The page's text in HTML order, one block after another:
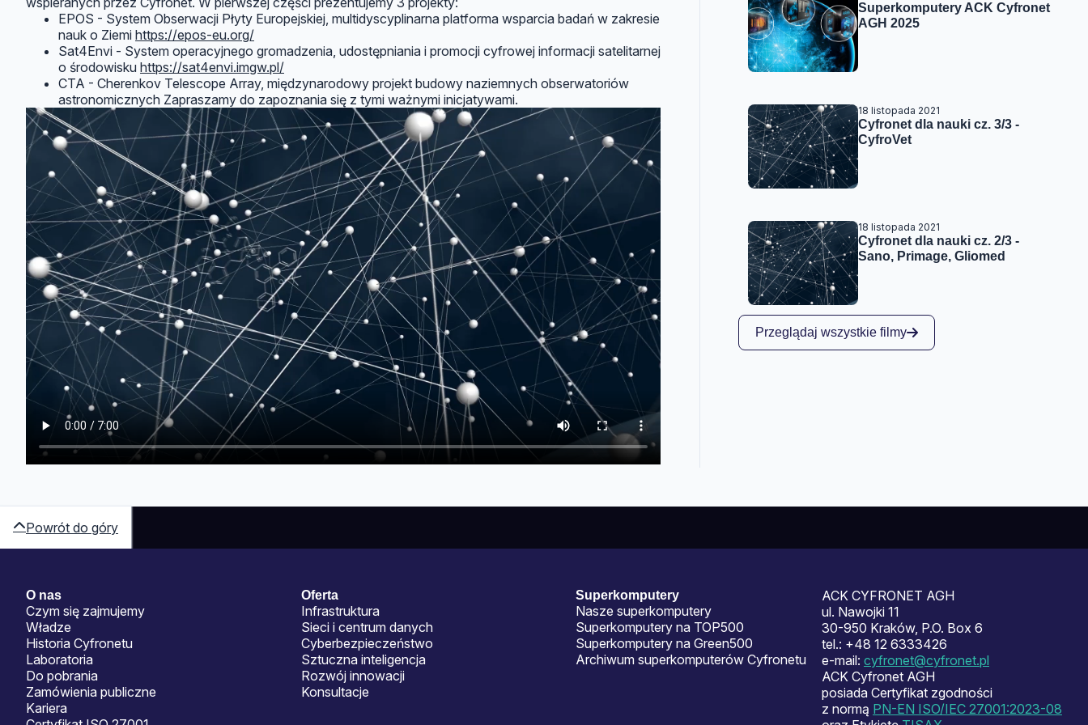
EPOS - System Obserwacji Płyty Europejskiej, multidyscyplinarna platforma wsparcia badań w zakresie
nauk o Ziemi https://epos-eu.org/
Sat4Envi - System operacyjnego gromadzenia, udostępniania i promocji cyfrowej informacji satelitarnej
o środowisku https://sat4envi.imgw.pl/
CTA - Cherenkov Telescope Array, międzynarodowy projekt budowy naziemnych obserwatoriów
astronomicznych Zapraszamy do zapoznania się z tymi ważnymi inicjatywami.
Superkomputery ACK Cyfronet
AGH 2025
18 listopada 2021
Cyfronet dla nauki cz. 3/3 -
CyfroVet
18 listopada 2021
Cyfronet dla nauki cz. 2/3 -
Sano, Primage, Gliomed
Przeglądaj wszystkie filmy
Powrót do góry
Sitemap
O nas
Czym się zajmujemy
Władze
Historia Cyfronetu
Laboratoria
Do pobrania
Zamówienia publiczne
Kariera
Oferta
Infrastruktura
Sieci i centrum danych
Cyberbezpieczeństwo
Sztuczna inteligencja
Rozwój innowacji
Konsultacje
Superkomputery
Nasze superkomputery
Superkomputery na TOP500
Superkomputery na Green500
Archiwum superkomputerów Cyfronetu
ACK CYFRONET AGH
ul. Nawojki 11
30-950 Kraków, P.O. Box 6
tel.: +48 12 6333426
e-mail: cyfronet@cyfronet.pl
ACK Cyfronet AGH
posiada Certyfikat zgodności
z normą PN-EN ISO/IEC 27001:2023-08